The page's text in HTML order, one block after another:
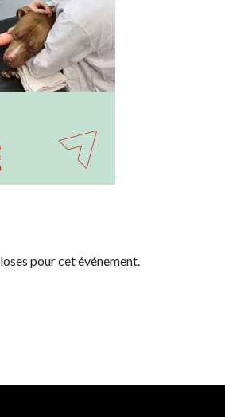
pour cet événement.